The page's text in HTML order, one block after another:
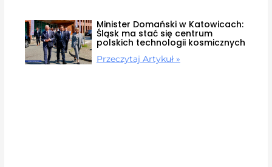
Minister Domański w Katowicach:
Śląsk ma stać się centrum
polskich technologii kosmicznych
Przeczytaj Artykuł »